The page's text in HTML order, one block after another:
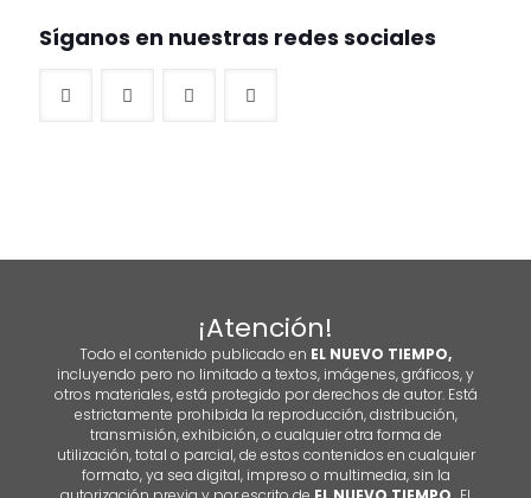
Síganos en nuestras redes sociales
¡Atención!
Todo el contenido publicado en EL NUEVO TIEMPO,
incluyendo pero no limitado a textos, imágenes, gráficos, y
otros materiales, está protegido por derechos de autor. Está
estrictamente prohibida la reproducción, distribución,
transmisión, exhibición, o cualquier otra forma de
utilización, total o parcial, de estos contenidos en cualquier
formato, ya sea digital, impreso o multimedia, sin la